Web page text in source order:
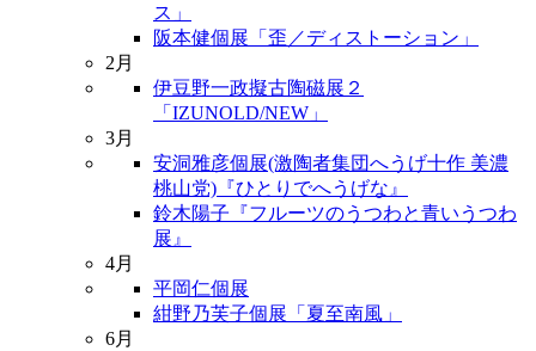
ス」
阪本健個展「歪／ディストーション」
2月
伊豆野一政擬古陶磁展２
「IZUNOLD/NEW」
3月
安洞雅彦個展(激陶者集団へうげ十作 美濃
桃山党)『ひとりでへうげな』
鈴木陽子『フルーツのうつわと青いうつわ
展』
4月
平岡仁個展
紺野乃芙子個展「夏至南風」
6月